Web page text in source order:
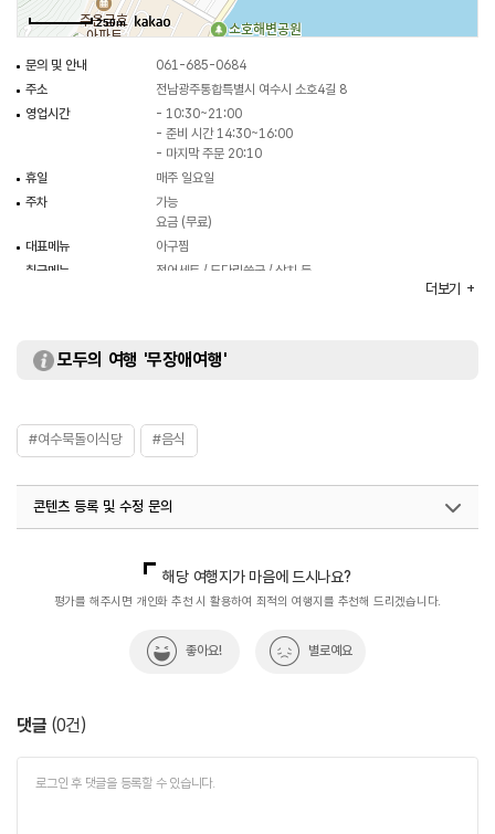
250m
문의 및 안내
061-685-0684
주소
전남광주통합특별시 여수시 소호4길 8
영업시간
- 10:30~21:00
- 준비 시간 14:30~16:00
- 마지막 주문 20:10
휴일
매주 일요일
주차
가능
요금 (무료)
대표메뉴
아구찜
취급메뉴
전어세트 / 도다리쑥국 / 삼치 등
더보기
모두의 여행 '무장애여행'
#여수묵돌이식당 #음식
콘텐츠 등록 및 수정 문의
해당 여행지가 마음에 드시나요?
평가를 해주시면 개인화 추천 시 활용하여 최적의 여행지를 추천해 드리겠습니다.
좋아요! 별로예요
댓글 (0건)